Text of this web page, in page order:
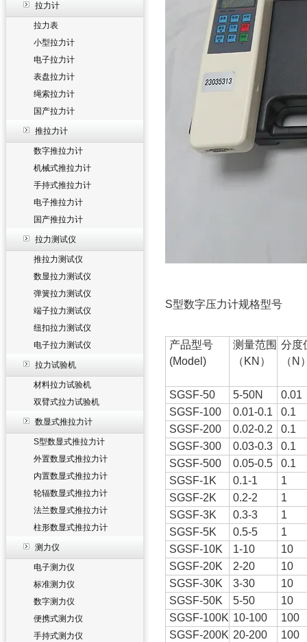
拉力计
拉力表
小型拉力计
电子拉力计
表盘拉力计
绳索拉力计
国产拉力计
推拉力计
数字推拉力计
机械式推拉力计
手持式推拉力计
电子推拉力计
国产推拉力计
拉力测试仪
推拉力测试仪
数显拉力测试仪
弹簧拉力测试仪
端子拉力测试仪
纽扣拉力测试仪
电子拉力测试仪
拉力试验机
材料拉力试验机
双臂式拉力试验机
数显式推拉力计
S型数显式推拉力计
外置数显式推拉力计
内置数显式推拉力计
轮辐数显式推拉力计
法兰数显式推拉力计
柱形数显式推拉力计
测力仪
电子测力仪
标准测力仪
数字测力仪
便携式测力仪
手持式测力仪
S型数字压力计规格型号
产品型号
(Model)
测量范围
（KN）
分度
（N
SGSF-50 5-50N
0.01
SGSF-100
0.01-0.1
0.1
SGSF-200
0.02-0.2
0.1
SGSF-300
0.03-0.3
0.1
SGSF-500
0.05-0.5
0.1
SGSF-1K
0.1-1
1
SGSF-2K
0.2-2
1
SGSF-3K
0.3-3
1
SGSF-5K
0.5-5
1
SGSF-10K
1-10
10
SGSF-20K
2-20
10
SGSF-30K
3-30
10
SGSF-50K
5-50
10
SGSF-100K 10-100
100
SGSF-200K 20-200 100